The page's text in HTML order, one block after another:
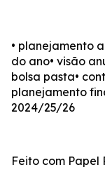
• planejamento
do ano• visão
bolsa pasta•
planejamento
2024/25/26
Feito com Papel